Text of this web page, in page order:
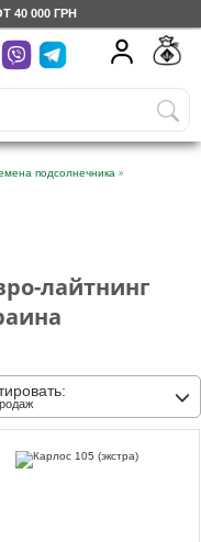
40 000 ГРН
UA
подсолнечника »
лайтнинг